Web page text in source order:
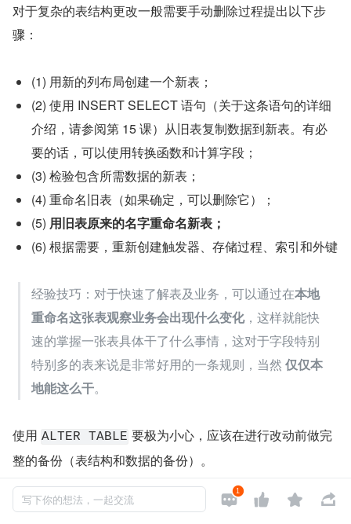
对于复杂的表结构更改一般需要手动删除过程提出以下步
骤：
(1) 用新的列布局创建一个新表；
(2) 使用 INSERT SELECT 语句（关于这条语句的详细
介绍，请参阅第 15 课）从旧表复制数据到新表。有必
要的话，可以使用转换函数和计算字段；
(3) 检验包含所需数据的新表；
(4) 重命名旧表（如果确定，可以删除它）；
(5) 用旧表原来的名字重命名新表；
(6) 根据需要，重新创建触发器、存储过程、索引和外键
经验技巧：对于快速了解表及业务，可以通过在本地
重命名这张表观察业务会出现什么变化，这样就能快
速的掌握一张表具体干了什么事情，这对于字段特别
特别多的表来说是非常好用的一条规则，当然 仅仅本
地能这么干。
使用 ALTER TABLE 要极为小心，应该在进行改动前做完
整的备份（表结构和数据的备份）。
因为数据库表的更改不能撤销，如果增加了不需要的列可能
写下你的想法，一起交流 
1   